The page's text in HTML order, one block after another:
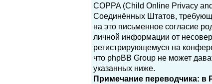
COPPA (Child Online Privacy
Соединённых Штатов,
на это письменное согласие
личной информации от
регистрирующемуся на
что phpBB Group не может
указанных ниже.
Примечание переводчика: в